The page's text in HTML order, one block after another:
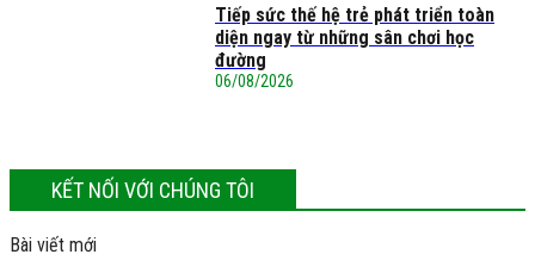
Tiếp sức thế hệ trẻ phát triển toàn
diện ngay từ những sân chơi học
đường
06/08/2026
KẾT NỐI VỚI CHÚNG TÔI
Bài viết mới